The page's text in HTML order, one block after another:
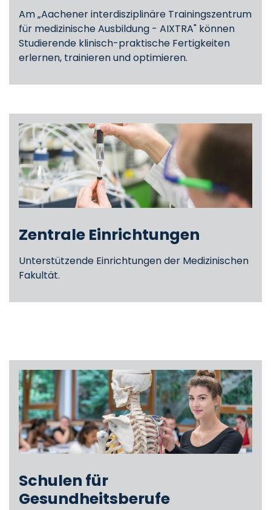
Am „Aachener interdisziplinäre Trainingszentrum
für medizinische Ausbildung - AIXTRA" können
Studierende klinisch-praktische Fertigkeiten
erlernen, trainieren und optimieren.
Zentrale Einrichtungen
Unterstützende Einrichtungen der Medizinischen
Fakultät.
Schulen für
Gesundheitsberufe